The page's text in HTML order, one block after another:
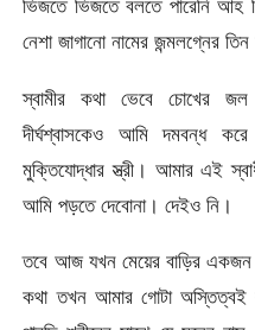
ভিজতে ভিজতে বলতে পারেনি আহ
নেশা জাগানো নামের জন্মলগ্নের
স্বামীর কথা ভেবে চোখের
দীর্ঘশ্বাসকেও আমি দমবন্ধ
মুক্তিযোদ্ধার স্ত্রী। আমার এই
আমি পড়তে দেবোনা। দেইও নি।
তবে আজ যখন মেয়ের বাড়ির একজন
কথা তখন আমার গোটা অস্তিত্বই